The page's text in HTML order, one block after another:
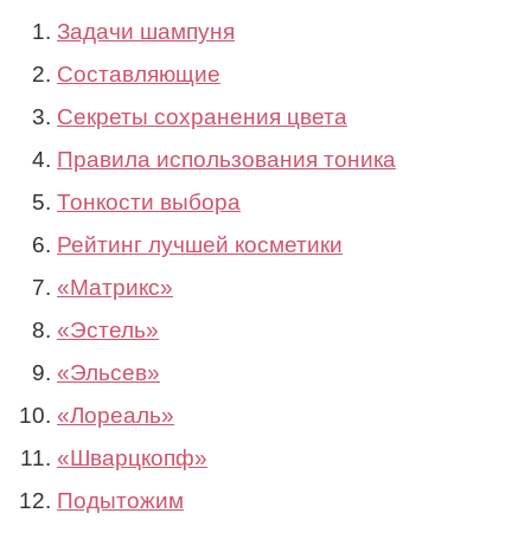
Задачи шампуня
Составляющие
Секреты сохранения цвета
Правила использования тоника
Тонкости выбора
Рейтинг лучшей косметики
«Матрикс»
«Эстель»
«Эльсев»
«Лореаль»
«Шварцкопф»
Подытожим